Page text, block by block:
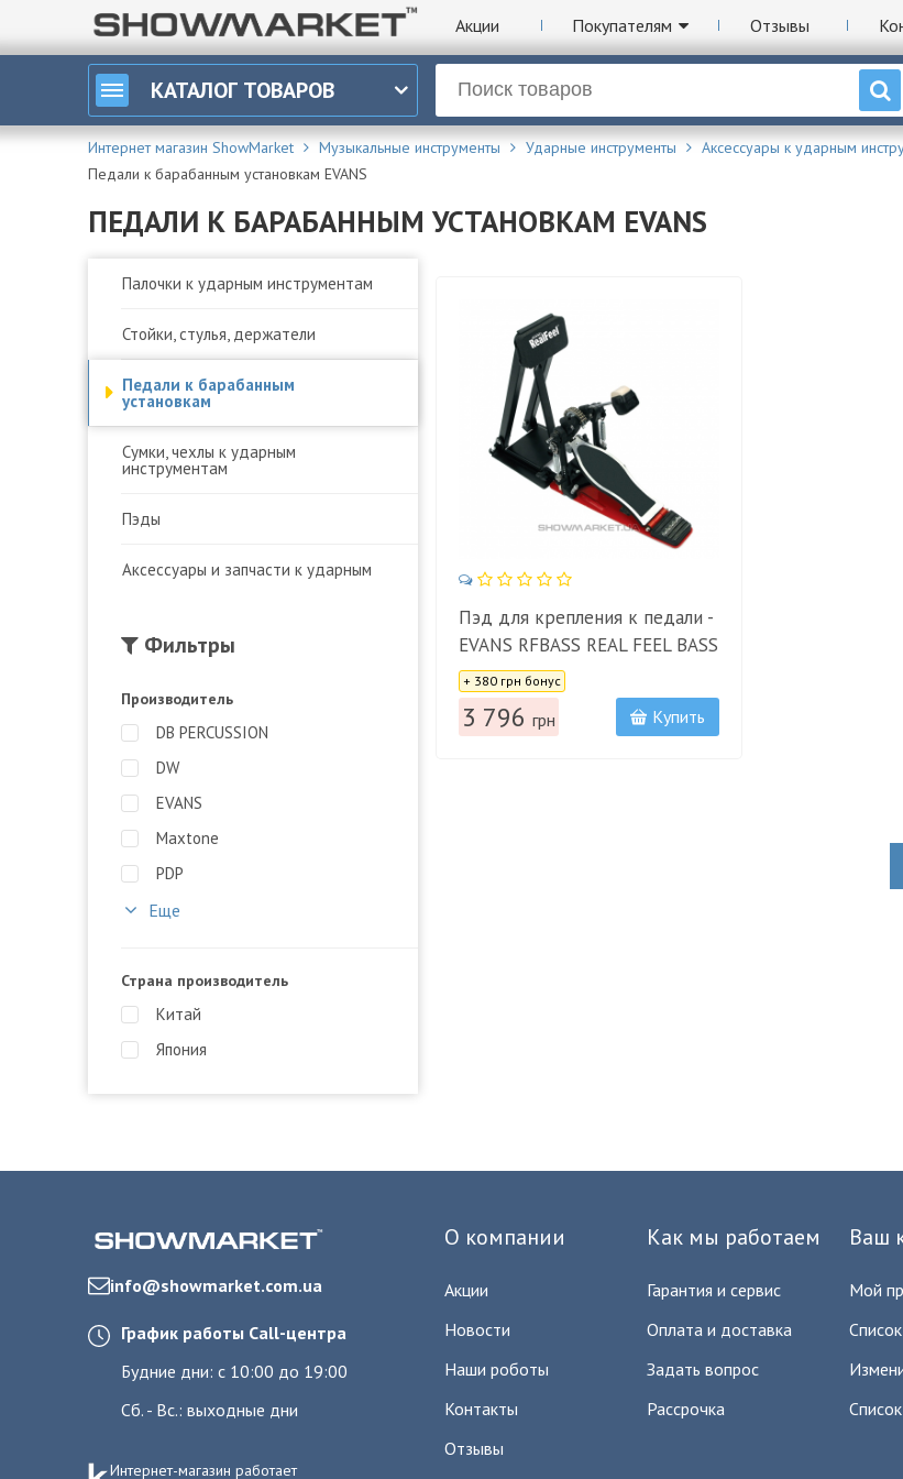
Акции Покупателям Отзывы
КАТАЛОГ ТОВАРОВ
Интернет магазин ShowMarket Музыкальные инструменты Ударные инструменты Аксессуары к ударным
Педали к барабанным установкам EVANS
ПЕДАЛИ К БАРАБАННЫМ УСТАНОВКАМ EVANS
Палочки к ударным инструментам
Стойки, стулья, держатели
Педали к барабанным
установкам
Сумки, чехлы к ударным
инструментам
Пэды
Аксесcуары и запчасти к ударным
Фильтры
Производитель
DB PERCUSSION
DW
EVANS
Maxtone
PDP
Еще
Страна производитель
Китай
Япония
Пэд для крепления к педали -
EVANS RFBASS REAL FEEL BASS
PAD
Цена:
+ 380 грн бонус
3 796 грн Купить
info@showmarket.com.ua
График работы Call-центра
Будние дни: с 10:00 до 19:00
Сб. - Вс.: выходные дни
Интернет-магазин работает
О компании
Акции
Новости
Наши роботы
Контакты
Отзывы
Как мы работаем
Гарантия и сервис
Оплата и доставка
Задать вопрос
Рассрочка
Ваш
Мой